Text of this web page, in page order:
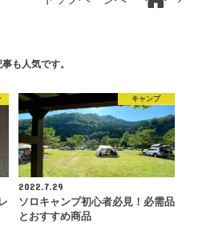
も人気です。
キャンプ
2022.7.29
ソロキャンプ初心者必見！必需品
とおすすめ商品